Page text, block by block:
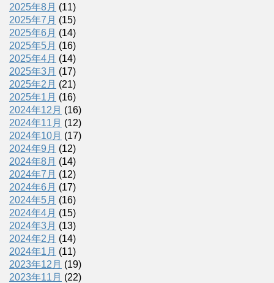
2025年8月 (11)
2025年7月 (15)
2025年6月 (14)
2025年5月 (16)
2025年4月 (14)
2025年3月 (17)
2025年2月 (21)
2025年1月 (16)
2024年12月 (16)
2024年11月 (12)
2024年10月 (17)
2024年9月 (12)
2024年8月 (14)
2024年7月 (12)
2024年6月 (17)
2024年5月 (16)
2024年4月 (15)
2024年3月 (13)
2024年2月 (14)
2024年1月 (11)
2023年12月 (19)
2023年11月 (22)